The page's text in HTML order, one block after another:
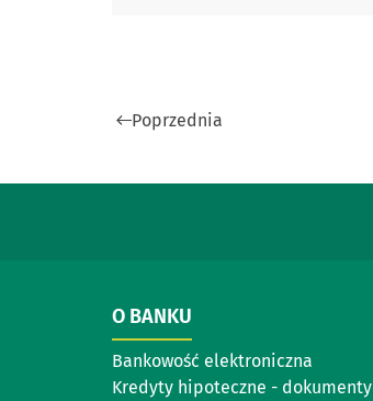
Poprzednia
O BANKU
Bankowość elektroniczna
Kredyty hipoteczne - dokumenty